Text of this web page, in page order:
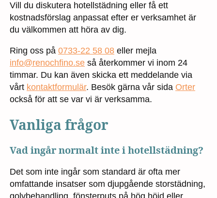
Vill du diskutera hotellstädning eller få ett
kostnadsförslag anpassat efter er verksamhet är
du välkommen att höra av dig.
Ring oss på 0733-22 58 08 eller mejla
info@renochfino.se så återkommer vi inom 24
timmar. Du kan även skicka ett meddelande via
vårt kontaktformulär. Besök gärna vår sida Orter
också för att se var vi är verksamma.
Vanliga frågor
Vad ingår normalt inte i hotellstädning?
Det som inte ingår som standard är ofta mer
omfattande insatser som djupgående storstädning,
golvbehandling, fönsterputs på hög höjd eller